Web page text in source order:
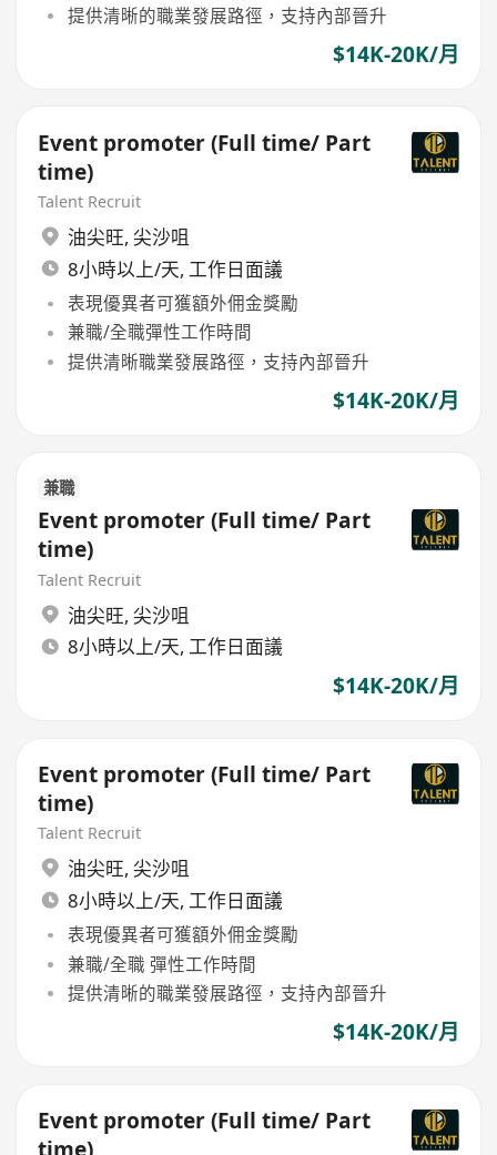
提供清晰的職業發展路徑，支持內部晉升
$14K-20K/月
Event promoter (Full time/ Part
time)
Talent Recruit
油尖旺, 尖沙咀
8小時以上/天, 工作日面議
表現優異者可獲額外佣金獎勵
兼職/全職彈性工作時間
提供清晰職業發展路徑，支持內部晉升
$14K-20K/月
兼職
Event promoter (Full time/ Part
time)
Talent Recruit
油尖旺, 尖沙咀
8小時以上/天, 工作日面議
$14K-20K/月
Event promoter (Full time/ Part
time)
Talent Recruit
油尖旺, 尖沙咀
8小時以上/天, 工作日面議
表現優異者可獲額外佣金獎勵
兼職/全職 彈性工作時間
提供清晰的職業發展路徑，支持內部晉升
$14K-20K/月
Event promoter (Full time/ Part
time)